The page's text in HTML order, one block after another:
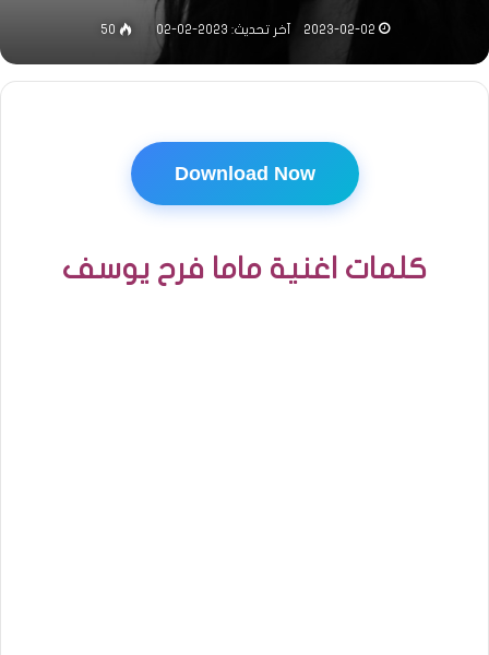
2023-02-02 آخر تحديث: 2023-02-02 50
Download Now
كلمات اغنية ماما فرح يوسف